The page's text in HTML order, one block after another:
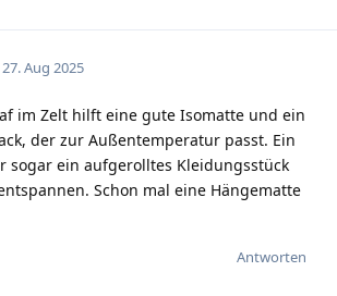
27. Aug 2025
im Zelt hilft eine gute Isomatte und ein
der zur Außentemperatur passt. Ein
sogar ein aufgerolltes Kleidungsstück
Schon mal eine Hängematte
Antworten